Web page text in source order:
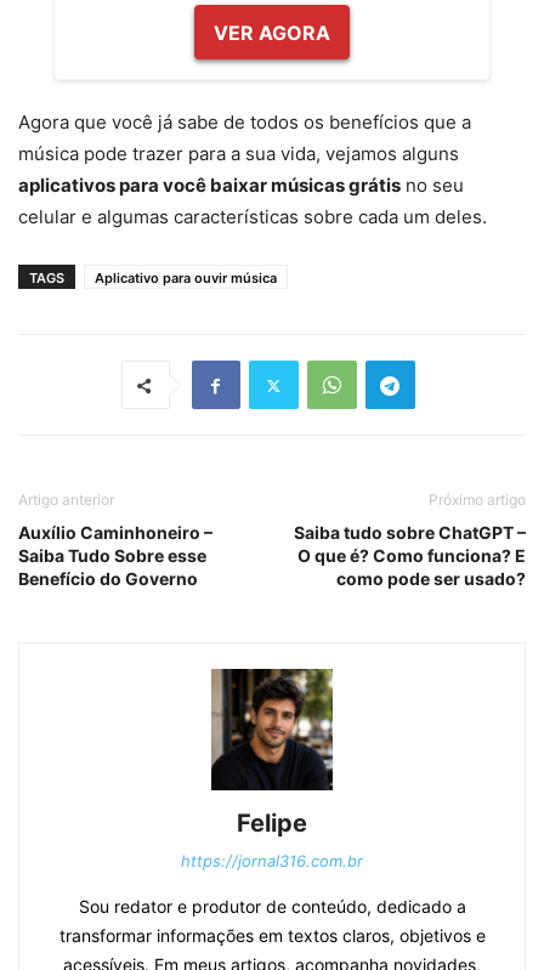
VER AGORA
Agora que você já sabe de todos os benefícios que a
música pode trazer para a sua vida, vejamos alguns
aplicativos para você baixar músicas grátis no seu
celular e algumas características sobre cada um deles.
TAGS Aplicativo para ouvir música
Artigo anterior
Auxílio Caminhoneiro –
Saiba Tudo Sobre esse
Benefício do Governo
Próximo artigo
Saiba tudo sobre ChatGPT –
O que é? Como funciona? E
como pode ser usado?
Felipe
https://jornal316.com.br
Sou redator e produtor de conteúdo, dedicado a
transformar informações em textos claros, objetivos e
acessíveis. Em meus artigos, acompanha novidades,